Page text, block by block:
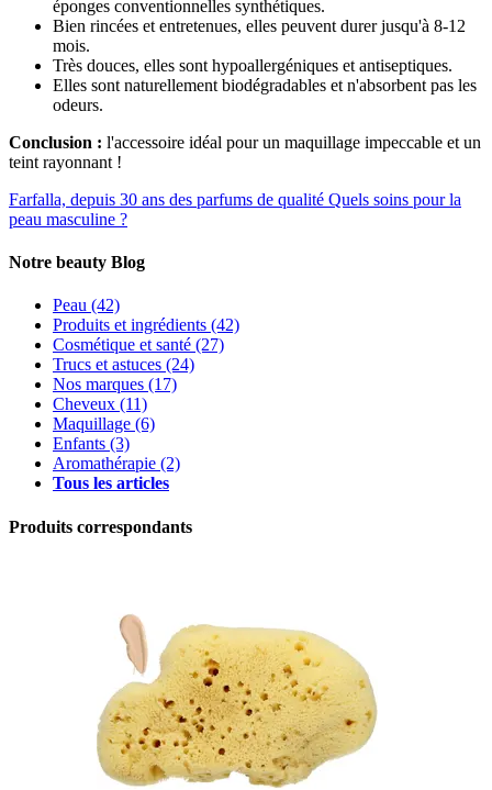
éponges conventionnelles synthétiques.
Bien rincées et entretenues, elles peuvent durer jusqu'à 8-12
mois.
Très douces, elles sont hypoallergéniques et antiseptiques.
Elles sont naturellement biodégradables et n'absorbent pas les
odeurs.
Conclusion : l'accessoire idéal pour un maquillage impeccable et un
teint rayonnant !
Farfalla, depuis 30 ans des parfums de qualité Quels soins pour la
peau masculine ?
Notre beauty Blog
Peau (42)
Produits et ingrédients (42)
Cosmétique et santé (27)
Trucs et astuces (24)
Nos marques (17)
Cheveux (11)
Maquillage (6)
Enfants (3)
Aromathérapie (2)
Tous les articles
Produits correspondants